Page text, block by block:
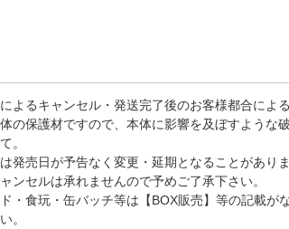
よるキャンセル・発送完了後のお客様都合によ
の保護材ですので、本体に影響を及ぼすような
。
発売日が予告なく変更・延期となることがありま
ンセルは承れませんので予めご了承下さい。
・食玩・缶バッチ等は【BOX販売】等の記載が
。